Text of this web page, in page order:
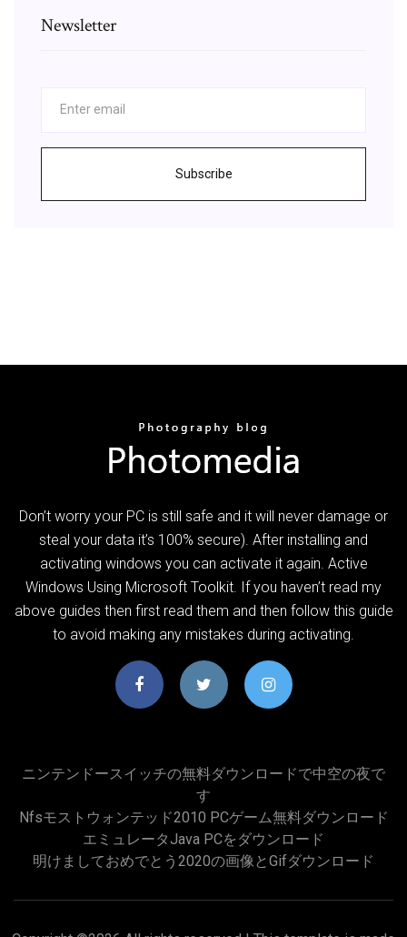
Newsletter
Subscribe
Don’t worry your PC is still safe and it will never damage or
steal your data it’s 100% secure). After installing and
activating windows you can activate it again. Active
Windows Using Microsoft Toolkit. If you haven’t read my
above guides then first read them and then follow this guide
to avoid making any mistakes during activating.
ニンテンドースイッチの無料ダウンロードで中空の夜で
す
Nfsモストウォンテッド2010 PCゲーム無料ダウンロード
エミュレータJava PCをダウンロード
明けましておめでとう2020の画像とgifダウンロード